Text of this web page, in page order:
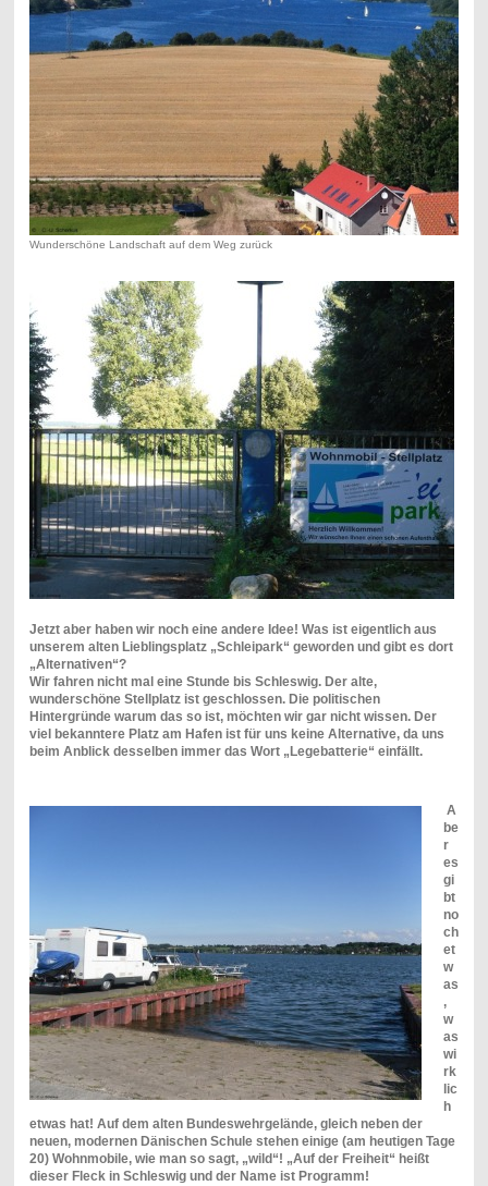
Wunderschöne Landschaft auf dem Weg zurück
Jetzt aber haben wir noch eine andere Idee! Was ist eigentlich aus
unserem alten Lieblingsplatz „Schleipark“ geworden und gibt es dort
„Alternativen“?
Wir fahren nicht mal eine Stunde bis Schleswig. Der alte,
wunderschöne Stellplatz ist geschlossen. Die politischen
Hintergründe warum das so ist, möchten wir gar nicht wissen. Der
viel bekanntere Platz am Hafen ist für uns keine Alternative, da uns
beim Anblick desselben immer das Wort „Legebatterie“ einfällt.
A
be
r
es
gi
bt
no
ch
et
w
as
,
w
as
wi
rk
lic
h
etwas hat! Auf dem alten Bundeswehrgelände, gleich neben der
neuen, modernen Dänischen Schule stehen einige (am heutigen Tage
20) Wohnmobile, wie man so sagt, „wild“! „Auf der Freiheit“ heißt
dieser Fleck in Schleswig und der Name ist Programm!